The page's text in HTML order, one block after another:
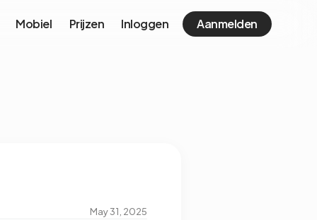
Mobiel Prijzen Inloggen Aanmelden
May 31, 2025